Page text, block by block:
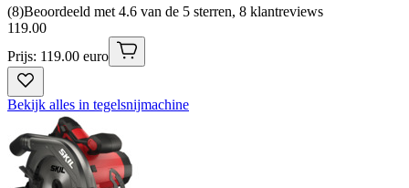
(8)Beoordeeld met 4.6 van de 5 sterren, 8 klantreviews
119.00
Prijs: 119.00 euro
Bekijk alles in tegelsnijmachine